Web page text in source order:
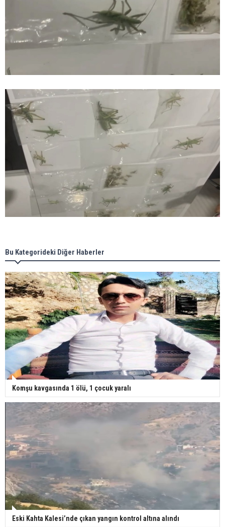
Bu Kategorideki Diğer Haberler
Komşu kavgasında 1 ölü, 1 çocuk yaralı
Eski Kahta Kalesi’nde çıkan yangın kontrol altına alındı